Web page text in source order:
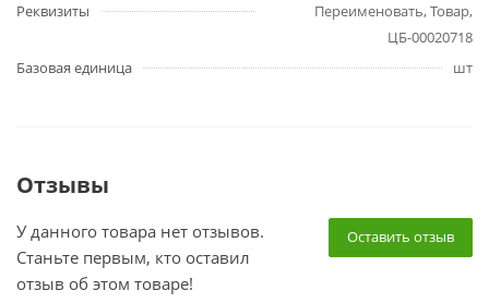
Реквизиты
Переименовать, Товар,
ЦБ-00020718
Базовая единица
шт
Отзывы
Оставить отзыв
У данного товара нет отзывов.
Станьте первым, кто оставил
отзыв об этом товаре!